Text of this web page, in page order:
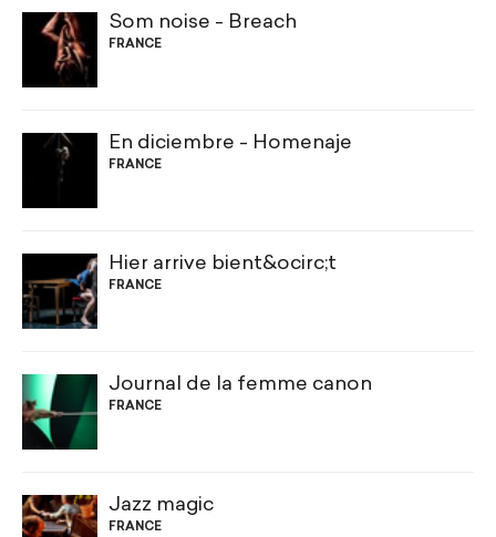
Som noise - Breach
FRANCE
En diciembre - Homenaje
FRANCE
Hier arrive bient&ocirc;t
FRANCE
Journal de la femme canon
FRANCE
Jazz magic
FRANCE